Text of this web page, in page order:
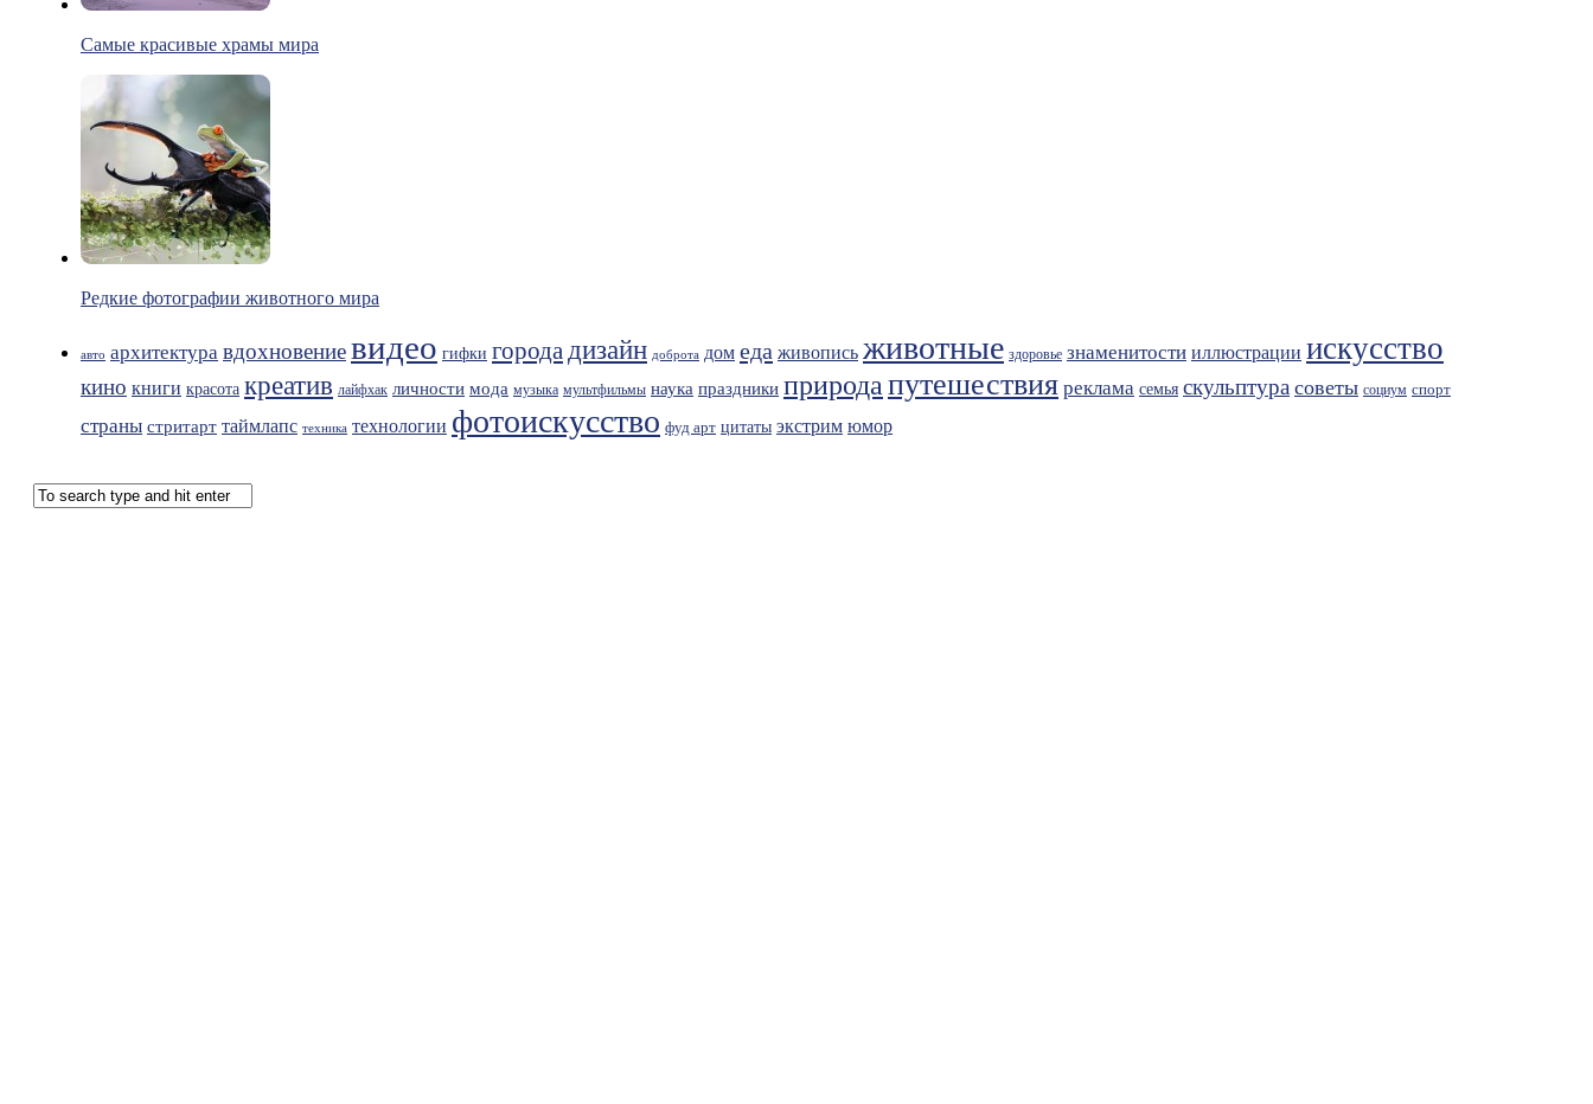
Самые красивые храмы мира
Редкие фотографии животного мира
авто архитектура вдохновениевидео гифки городадизайн доброта дом еда живопись животные здоровье знаменитости иллюстрации искусство
кино книги красота креатив лайфхак личности мода музыка мультфильмы наука праздники природапутешествия реклама семья скульптура советы социум спорт
страны стритарт таймлапс техника технологии фотоискусство фуд арт цитаты экстрим юмор